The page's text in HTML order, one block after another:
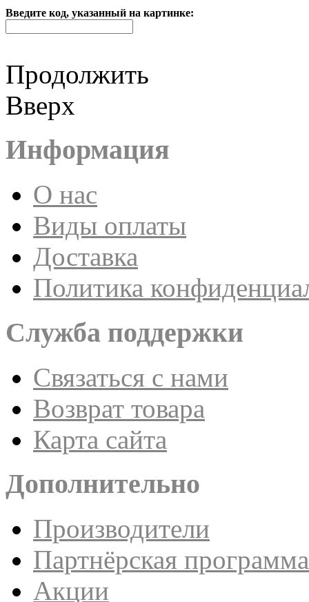
Введите код, указанный на картинке:
Продолжить
Вверх
Информация
О нас
Виды оплаты
Доставка
Политика
Служба поддержки
Связаться с нами
Возврат товара
Карта сайта
Дополнительно
Производители
Партнёрская программа
Акции